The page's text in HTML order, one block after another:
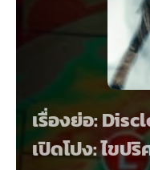
เรื่องย่อ:
เปิดโปง: ไขป